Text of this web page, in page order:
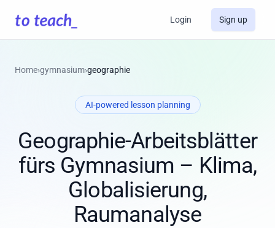
Login Sign up
Home›gymnasium›geographie
AI-powered lesson planning
Geographie-Arbeitsblätter
fürs Gymnasium – Klima,
Globalisierung,
Raumanalyse